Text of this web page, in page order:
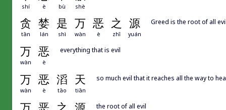
shí è bù shè
贪 婪 是 万 恶 之 源
tān lán shì wàn è zhī yuán
Greed is the root of all
万 恶
wàn è
everything that is evil
万 恶 滔 天
wàn è tāo tiān
so much evil that it reaches all the way to
the root of all evil